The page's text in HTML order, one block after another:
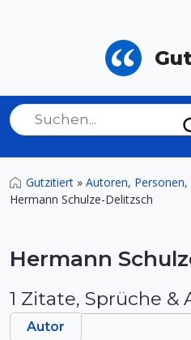
Gutzitiert » Autoren, Personen,
Hermann Schulze-Delitzsch
Hermann
1 Zitate, Sprüche &
Autor